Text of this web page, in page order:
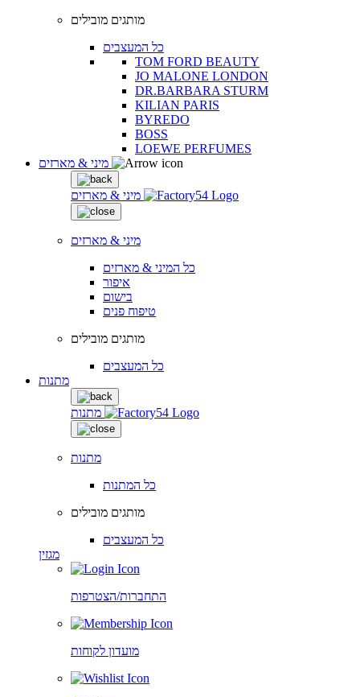
מותגים מובילים
כל המעצבים
TOM FORD BEAUTY
JO MALONE LONDON
DR.BARBARA STURM
KILIAN PARIS
BYREDO
BOSS
LOEWE PERFUMES
מיני & מארזים
מיני & מארזים
כל המיני & מארזים
איפור
בישום
טיפוח פנים
מותגים מובילים
כל המעצבים
מתנות
מתנות
מתנות
כל המתנות
מותגים מובילים
כל המעצבים
מגזין
התחברות/הצטרפות
מועדון לקוחות